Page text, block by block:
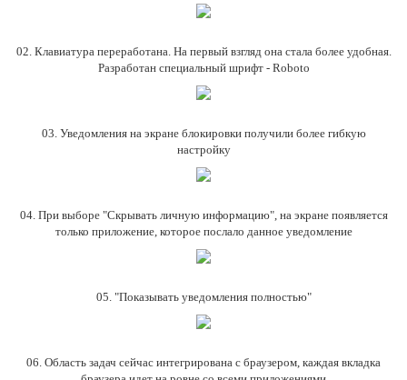
02. Клавиатура переработана. На первый взгляд она стала более удобная.
Разработан специальный шрифт - Roboto
03. Уведомления на экране блокировки получили более гибкую
настройку
04. При выборе "Скрывать личную информацию", на экране появляется
только приложение, которое послало данное уведомление
05. "Показывать уведомления полностью"
06. Область задач сейчас интегрирована с браузером, каждая вкладка